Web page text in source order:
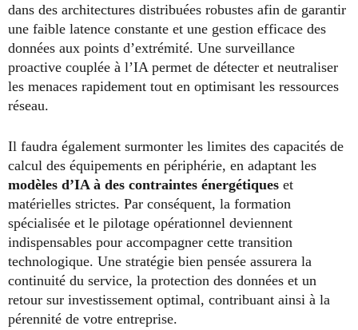
dans des architectures distribuées robustes afin de garantir
une faible latence constante et une gestion efficace des
données aux points d’extrémité. Une surveillance
proactive couplée à l’IA permet de détecter et neutraliser
les menaces rapidement tout en optimisant les ressources
réseau.
Il faudra également surmonter les limites des capacités de
calcul des équipements en périphérie, en adaptant les
modèles d’IA à des contraintes énergétiques et
matérielles strictes. Par conséquent, la formation
spécialisée et le pilotage opérationnel deviennent
indispensables pour accompagner cette transition
technologique. Une stratégie bien pensée assurera la
continuité du service, la protection des données et un
retour sur investissement optimal, contribuant ainsi à la
pérennité de votre entreprise.